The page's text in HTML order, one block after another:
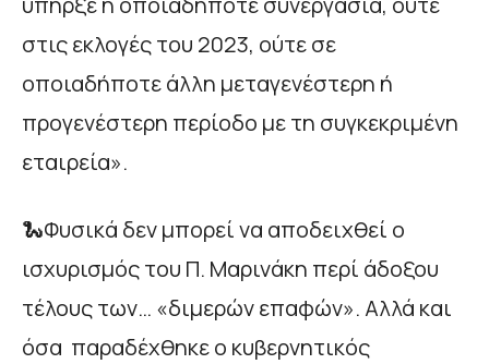
στις εκλογές του 2023, ούτε σε
οποιαδήποτε άλλη μεταγενέστερη ή
προγενέστερη περίοδο με τη συγκεκριμένη
εταιρεία».
🐍Φυσικά δεν μπορεί να αποδειχθεί ο
ισχυρισμός του Π. Μαρινάκη περί άδοξου
τέλους των… «διμερών επαφών». Αλλά και
όσα παραδέχθηκε ο κυβερνητικός